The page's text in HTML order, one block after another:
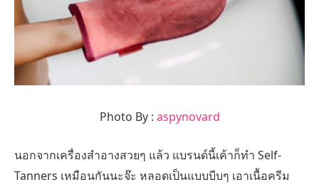
Photo By : aspynovard
นอกจากเครื่องสำอางสวยๆ แล้ว แบรนด์นี้เค้าก็ทำ Self-
Tanners เหมือนกันนะจ๊ะ หลอดเป็นแบบบีบๆ เอาเนื้อครีม